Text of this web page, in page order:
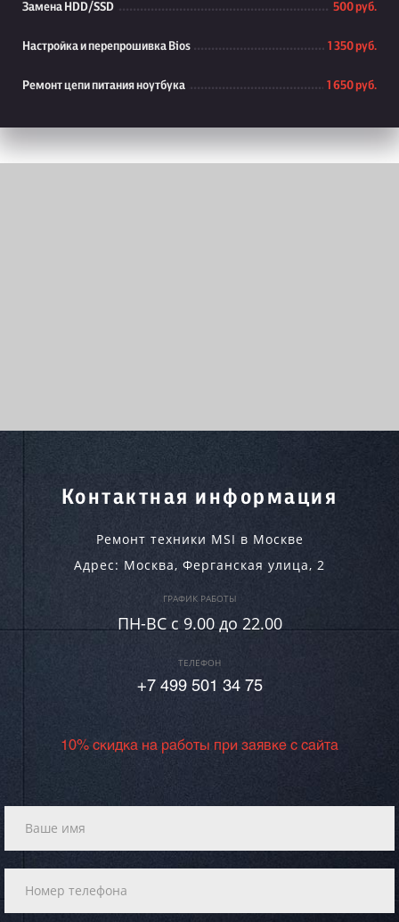
Замена HDD/SSD 500 руб.
Настройка и перепрошивка Bios 1 350 руб.
Ремонт цепи питания ноутбука 1 650 руб.
Контактная информация
Ремонт техники MSI в Москве
Адрес: Москва, Ферганская улица, 2
ГРАФИК РАБОТЫ
ПН-ВC c 9.00 до 22.00
ТЕЛЕФОН
+7 499 501 34 75
10% скидка на работы при заявке с сайта